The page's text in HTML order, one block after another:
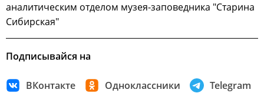
аналитическим отделом музея-заповедника "Старина
Сибирская"
Подписывайся на
ВКонтакте Одноклассники Telegram